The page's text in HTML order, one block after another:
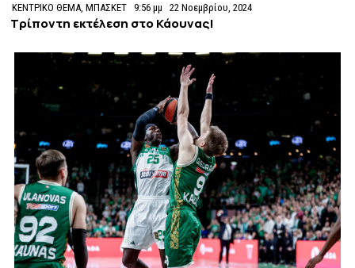
ΚΕΝΤΡΙΚΟ ΘΕΜΑ ,ΜΠΑΣΚΕΤ 9:56 μμ 22 Νοεμβρίου, 2024
Τρίποντη εκτέλεση στο Κάουνας!